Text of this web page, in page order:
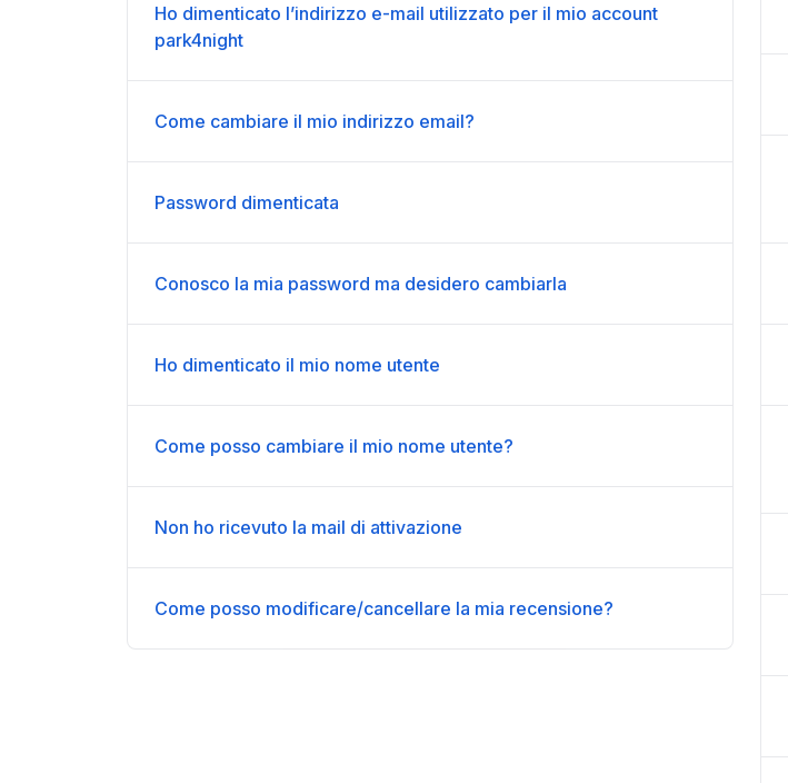
Ho dimenticato l’indirizzo e-mail utilizzato per il mio account
park4night
Come cambiare il mio indirizzo email?
Password dimenticata
Conosco la mia password ma desidero cambiarla
Ho dimenticato il mio nome utente
Come posso cambiare il mio nome utente?
Non ho ricevuto la mail di attivazione
Come posso modificare/cancellare la mia recensione?